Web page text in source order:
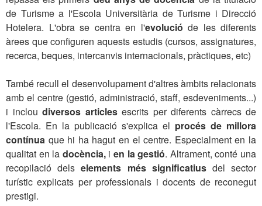
de Turisme a l'Escola Universitària de Turisme i Direcció
Hotelera. L'obra se centra en l'evolució de les diferents
àrees que configuren aquests estudis (cursos, assignatures,
recerca, beques, intercanvis internacionals, pràctiques, etc)
També recull el desenvolupament d'altres àmbits relacionats
amb el centre (gestió, administració, staff, esdeveniments...)
i inclou diversos articlesescrits per diferents càrrecs de
l'Escola. En la publicació s'explica el procés de millora
contínua que hi ha hagut en el centre. Especialment en la
qualitat en la docència,i en la gestió. Altrament, conté una
recopilació delselements més significatiusdel sector
turístic explicats per professionals i docents de reconegut
prestigi.